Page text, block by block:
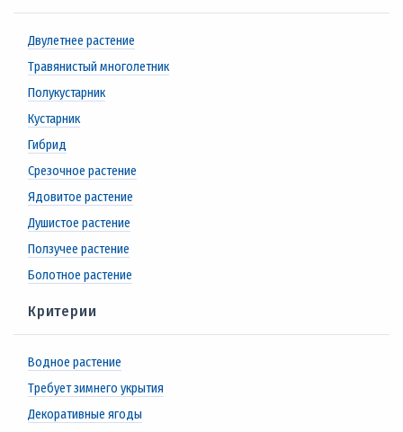
Двулетнее растение
Травянистый многолетник
Полукустарник
Кустарник
Гибрид
Срезочное растение
Ядовитое растение
Душистое растение
Ползучее растение
Болотное растение
Критерии
Водное растение
Требует зимнего укрытия
Декоративные ягоды